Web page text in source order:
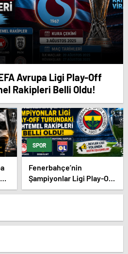
Avrupa Ligi Play-Off
Rakipleri Belli Oldu!
SPOR
Fenerbahçe’nin
Şampiyonlar Ligi Play-Off
Turundaki Muhtemel